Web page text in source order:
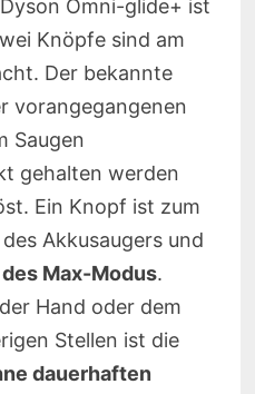
Omni-glide+ ist
Knöpfe sind am
Der bekannte
vorangegangenen
Saugen
gehalten werden
Ein Knopf ist zum
Akkusaugers und
Max-Modus.
Hand oder dem
Stellen ist die
dauerhaften